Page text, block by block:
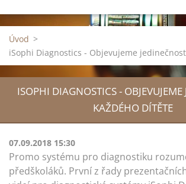
Úvod >
iSophi Diagnostics - Objevujeme
ISOPHI DIAGNOSTICS - OBJEVUJEME
KAŽDÉHO DÍTĚTE
07.09.2018 15:30
Promo systému pro diagnostiku
předškoláků. První z řady